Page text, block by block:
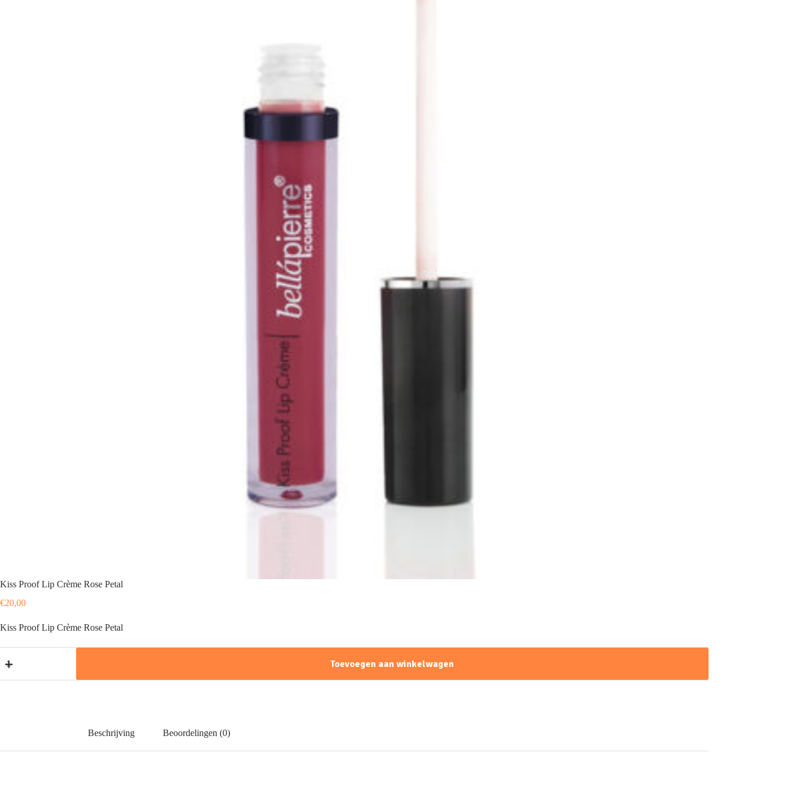
Kiss Proof Lip Crème Rose Petal
€20,00
Kiss Proof Lip Crème Rose Petal
Proof
Crème
Toevoegen aan winkelwagen
Beschrijving Beoordelingen (0)